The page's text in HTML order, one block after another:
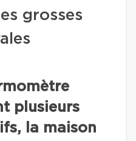
grosses
plusieurs
la maison